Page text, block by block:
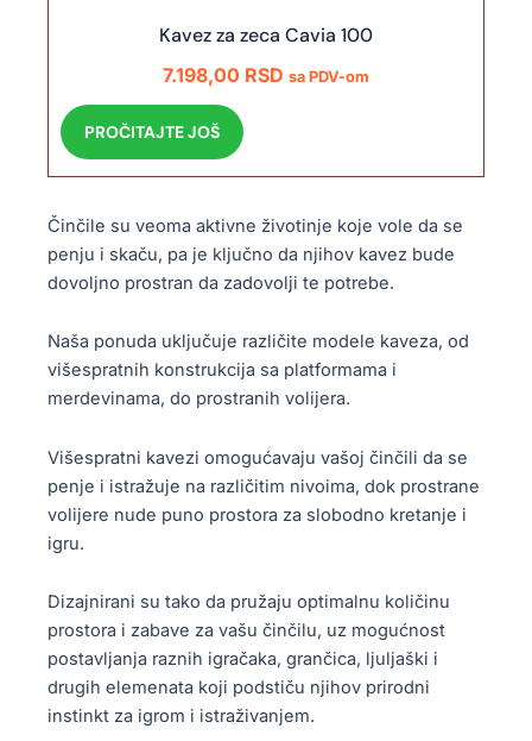
Kavez za zeca Cavia 100
7.198,00 RSD sa PDV-om
PROČITAJTE JOŠ
Činčile su veoma aktivne životinje koje vole da se
penju i skaču, pa je ključno da njihov kavez bude
dovoljno prostran da zadovolji te potrebe.
Naša ponuda uključuje različite modele kaveza, od
višespratnih konstrukcija sa platformama i
merdevinama, do prostranih volijera.
Višespratni kavezi omogućavaju vašoj činčili da se
penje i istražuje na različitim nivoima, dok prostrane
volijere nude puno prostora za slobodno kretanje i
igru.
Dizajnirani su tako da pružaju optimalnu količinu
prostora i zabave za vašu činčilu, uz mogućnost
postavljanja raznih igračaka, grančica, ljuljaški i
drugih elemenata koji podstiču njihov prirodni
instinkt za igrom i istraživanjem.